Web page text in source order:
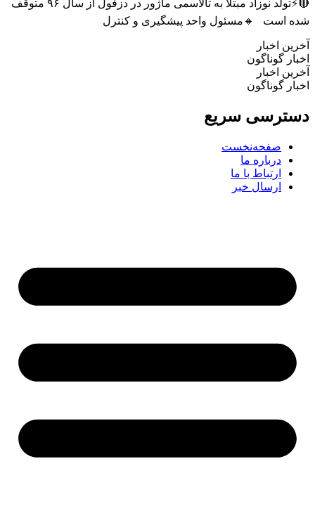
🔴⚡تولد نوزاد مبتلا به تالاسمی ماژور در دزفول از سال ۹۶ متوقف
است 🔸مسئول واحد پیشگیری و کنترل
اخبار
گوناگون
اخبار
گوناگون
سریع
صفحه‌نخست
درباره ما
ارتباط با ما
ارسال خبر